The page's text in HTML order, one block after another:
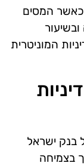
כאשר המסים
המוניטרית
בנק ישראל
בצמיחה